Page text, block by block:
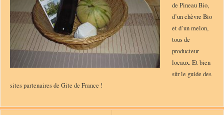
de Pineau Bio,
d’un chèvre Bio
et d’un melon,
tous de
producteur
locaux. Et bien
sûr le guide des
sites partenaires de Gite de France !